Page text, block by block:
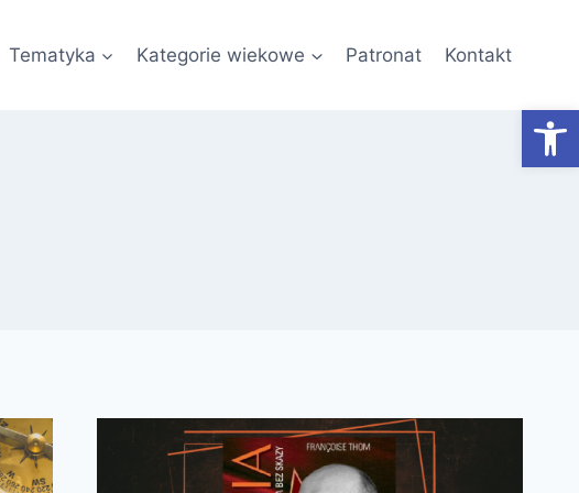
Tematyka Kategorie wiekowe Patronat Kontakt